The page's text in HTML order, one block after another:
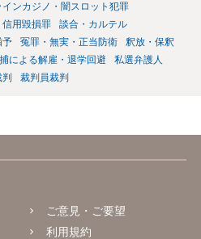
ンカジノ・闇スロット犯罪
用毀損罪
談合・カルテル
予 冤罪・無実・正当防衛
釈放・保釈
による解雇・退学回避
私選弁護人
裁判員裁判
ご意見・ご要望
利用規約